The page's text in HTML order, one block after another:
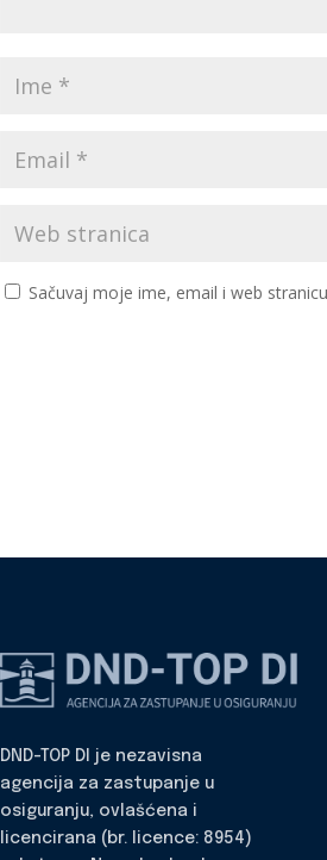
Sačuvaj moje ime, email i web
DND-TOP DI je nezavisna
agencija za zastupanje u
osiguranju, ovlašćena i
licencirana (br. licence: 8954)